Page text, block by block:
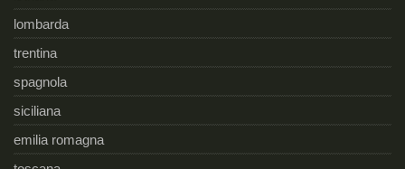
lombarda
trentina
spagnola
siciliana
emilia romagna